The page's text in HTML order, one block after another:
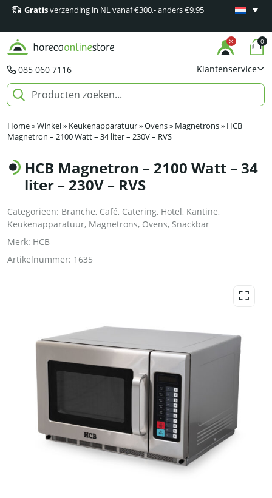
Gratisverzending in NL vanaf €300,- anders €9,95
Minimaal
085 060 7116 Klantenservice
0
Home»Winkel» Keukenapparatuur»Ovens» Magnetrons» HCB
Magnetron – 2100 Watt – 34 liter – 230V – RVS
HCB Magnetron – 2100 Watt – 34
liter – 230V – RVS
Categorieën: Branche, Café, Catering, Hotel, Kantine,
Keukenapparatuur, Magnetrons, Ovens, Snackbar
Merk: HCB
Artikelnummer: 1635